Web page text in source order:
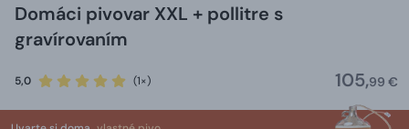
Domáci pivovar XXL + pollitre s
gravírovaním
5,0 (1×) 105,99 €